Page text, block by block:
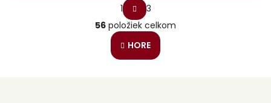
O
v
l
t
r
á
n
o
1
3
56 položiek celkom
HORE